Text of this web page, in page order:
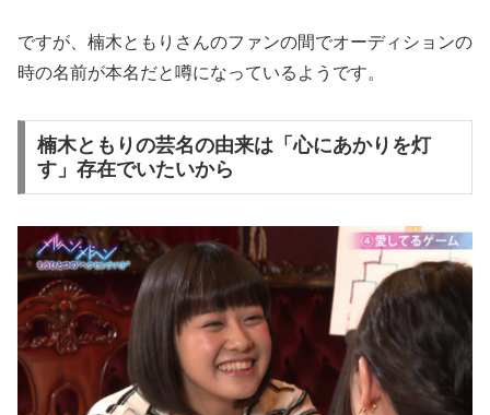
ですが、楠木ともりさんのファンの間でオーディションの
時の名前が本名だと噂になっているようです。
楠木ともりの芸名の由来は「心にあかりを灯
す」存在でいたいから